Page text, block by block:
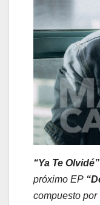
“Ya Te Olvidé”
próximo EP
compuesto